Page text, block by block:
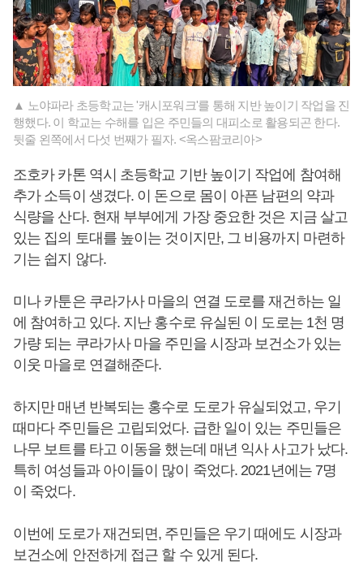
▲ 노야파라 초등학교는 '캐시포워크'를 통해 지반 높이기 작업을 진
행했다. 이 학교는 수해를 입은 주민들의 대피소로 활용되곤 한다.
뒷줄 왼쪽에서 다섯 번째가 필자. <옥스팜코리아>
조호카 카톤 역시 초등학교 기반 높이기 작업에 참여해
추가 소득이 생겼다. 이 돈으로 몸이 아픈 남편의 약과
식량을 산다. 현재 부부에게 가장 중요한 것은 지금 살고
있는 집의 토대를 높이는 것이지만, 그 비용까지 마련하
기는 쉽지 않다.
미나 카툰은 쿠라가사 마을의 연결 도로를 재건하는 일
에 참여하고 있다. 지난 홍수로 유실된 이 도로는 1천 명
가량 되는 쿠라가사 마을 주민을 시장과 보건소가 있는
이웃 마을로 연결해준다.
하지만 매년 반복되는 홍수로 도로가 유실되었고, 우기
때마다 주민들은 고립되었다. 급한 일이 있는 주민들은
나무 보트를 타고 이동을 했는데 매년 익사 사고가 났다.
특히 여성들과 아이들이 많이 죽었다. 2021년에는 7명
이 죽었다.
이번에 도로가 재건되면, 주민들은 우기 때에도 시장과
보건소에 안전하게 접근 할 수 있게 된다.